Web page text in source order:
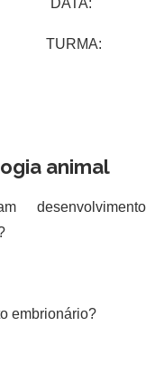
animal
desenvolvimento
embrionário?